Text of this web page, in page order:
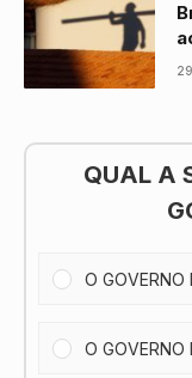
QUAL A
O GOVERNO
O GOVERNO